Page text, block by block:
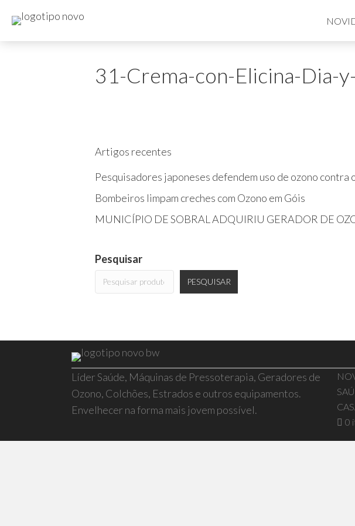
31-Crema-con-Elicina-Dia-
Artigos recentes
Pesquisadores japoneses defendem uso de ozono contra
Bombeiros limpam creches com Ozono em Góis
MUNICÍPIO DE SOBRAL ADQUIRIU GERADOR DE
Pesquisar
PESQUISAR
Líder Saúde, Máquinas de Pressoterapia, Geradores de
Ozono, Colchões, Estrados e outros equipamentos.
Envelhecer na forma mais jovem possível.
0